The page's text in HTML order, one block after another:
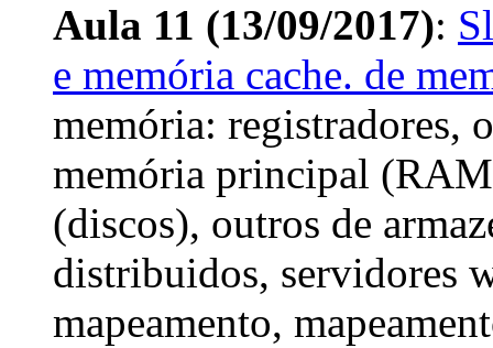
Aula 11 (13/09/2017):
e memória cache. de
memória: registradores,
memória principal
(discos), outros de
distribuidos, servidores
mapeamento,